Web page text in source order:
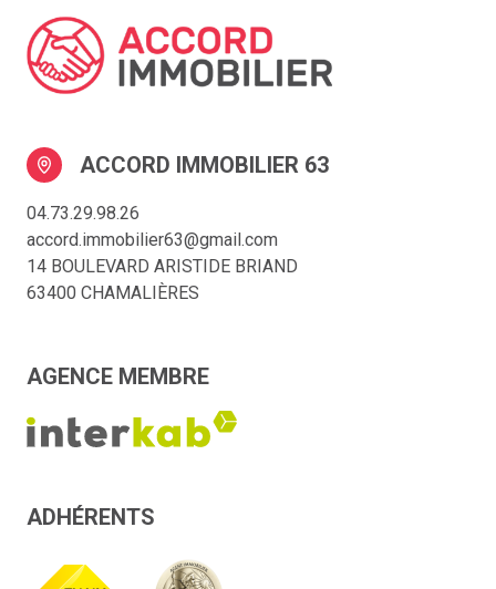
ACCORD IMMOBILIER 63
04.73.29.98.26
accord.immobilier63@gmail.com
14 BOULEVARD ARISTIDE BRIAND
63400 CHAMALIÈRES
AGENCE MEMBRE
ADHÉRENTS